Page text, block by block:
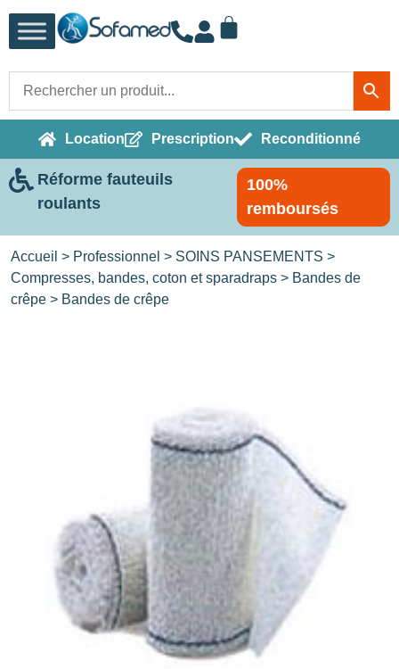
Location Prescription Reconditionné
Réforme fauteuils
roulants
100%
remboursés
Accueil > Professionnel > SOINS PANSEMENTS >
Compresses, bandes, coton et sparadraps > Bandes de
crêpe > Bandes de crêpe